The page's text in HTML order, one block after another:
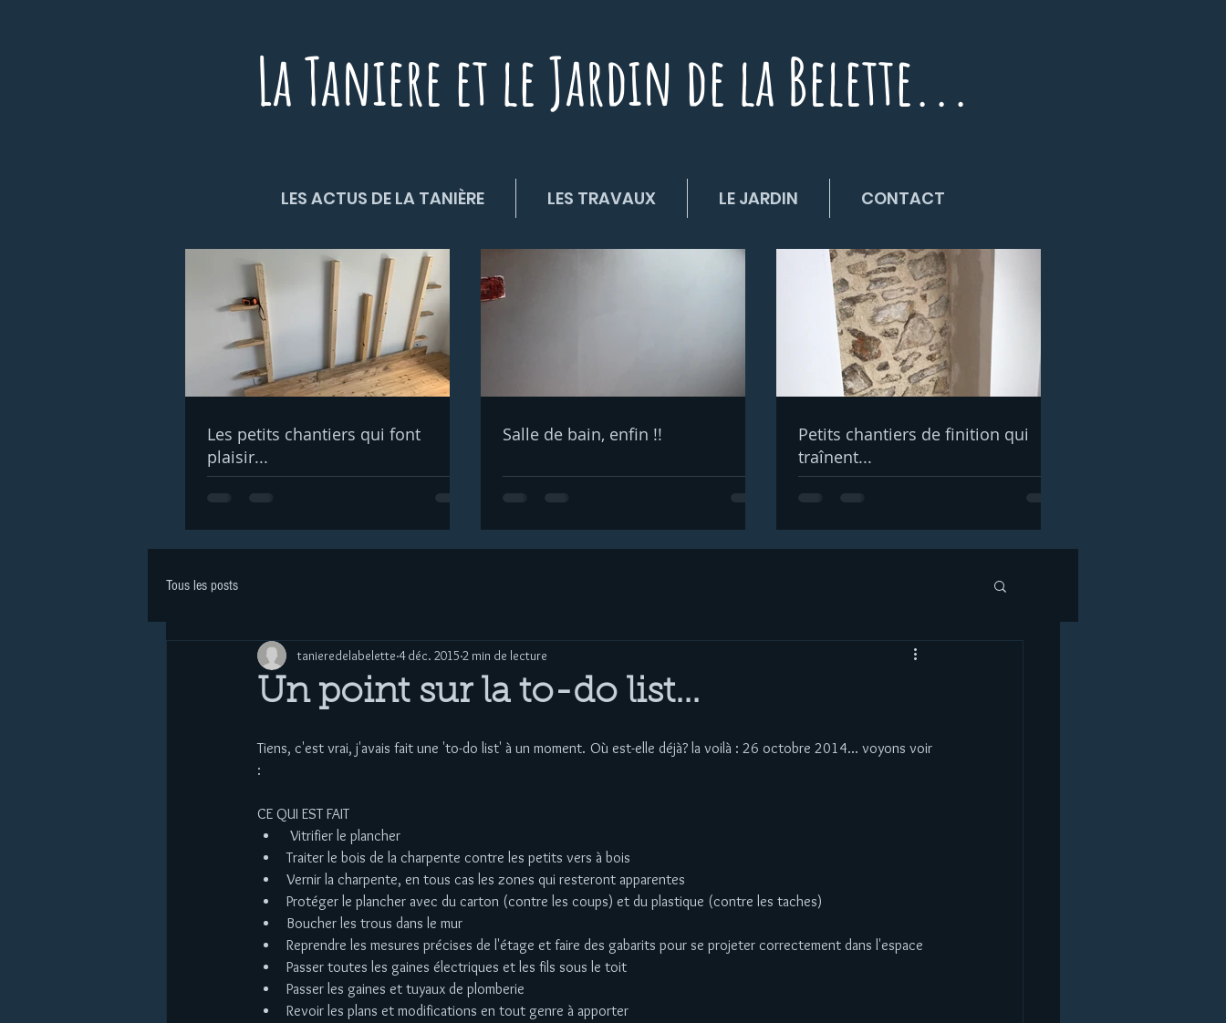
La Taniere et le Jardin de la Belette...
LES ACTUS DE LA TANIÈRE LES TRAVAUX LE JARDIN CONTACT
Les petits chantiers qui font
plaisir...
Salle de bain, enfin !!
Petits chantiers de finition qui
traînent...
Tous les posts
Un point sur la to-do list...
tanieredelabelette 4 déc. 2015 2 min de lecture
Tiens, c'est vrai, j'avais fait une 'to-do list' à un moment. Où est-elle déjà? la voilà : 26 octobre 2014... voyons voir
:
CE QUI EST FAIT
Vitrifier le plancher
Traiter le bois de la charpente contre les petits vers à bois
Vernir la charpente, en tous cas les zones qui resteront apparentes
Protéger le plancher avec du carton (contre les coups) et du plastique (contre les taches)
Boucher les trous dans le mur
Reprendre les mesures précises de l'étage et faire des gabarits pour se projeter correctement dans l'espace
Passer toutes les gaines électriques et les fils sous le toit
Passer les gaines et tuyaux de plomberie
Revoir les plans et modifications en tout genre à apporter